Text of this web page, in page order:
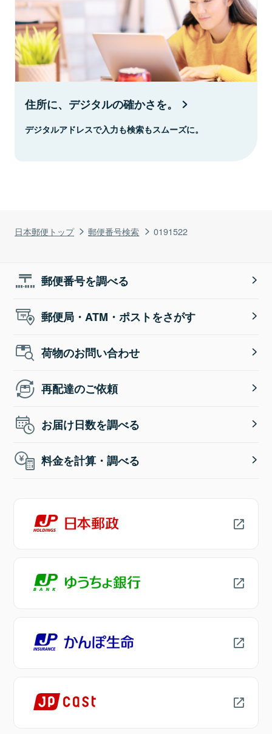
日本郵便トップ 郵便番号検索 0191522
住所に、デジタルの確かさを。
デジタルアドレスで入力も検索もスムーズに。
郵便番号を調べる
郵便局・ATM・ポストをさがす
荷物のお問い合わせ
再配達のご依頼
お届け日数を調べる
料金を計算・調べる